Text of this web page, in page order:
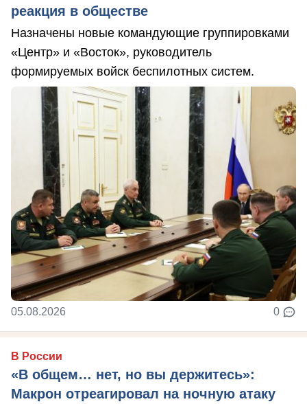
реакция в обществе
Назначены новые командующие группировками
«Центр» и «Восток», руководитель
формируемых войск беспилотных систем.
05.08.2026 0
В России
«В общем… нет, но вы держитесь»:
Макрон отреагировал на ночную атаку